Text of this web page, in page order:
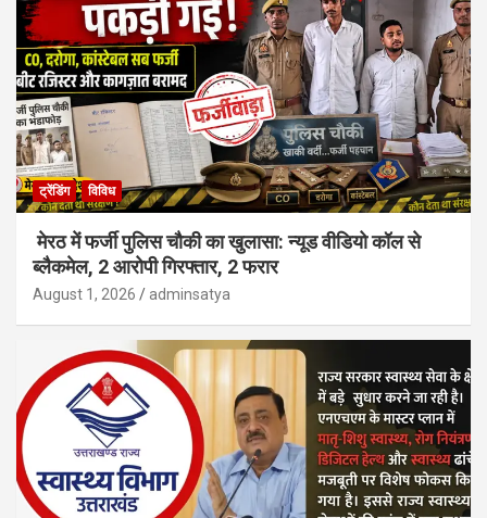
ट्रेंडिंग विविध
मेरठ में फर्जी पुलिस चौकी का खुलासा: न्यूड वीडियो कॉल से
ब्लैकमेल, 2 आरोपी गिरफ्तार, 2 फरार
August 1, 2026 adminsatya